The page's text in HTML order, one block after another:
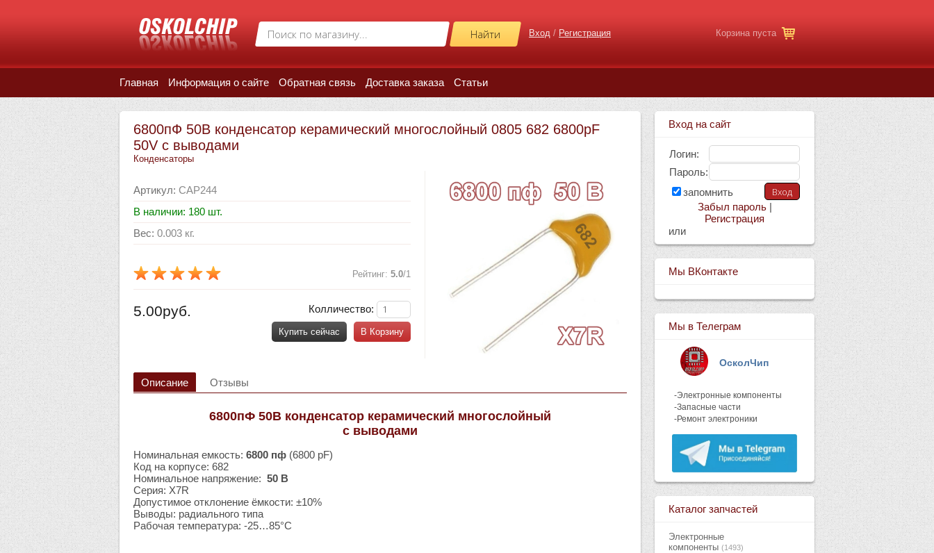
Корзина пуста
Вход / Регистрация
Главная Информация о сайте Обратная связь Доставка заказа Статьи
6800пФ 50В конденсатор керамический многослойный 0805 682 6800pF
50V с выводами
Конденсаторы
Артикул: CAP244
В наличии: 180 шт.
Вес: 0.003 кг.
Рейтинг: 5.0/1
Колличество:
В Корзину
Купить сейчас
5.00руб.
Описание Отзывы
6800пФ 50В конденсатор керамический многослойный
с выводами
Номинальная емкость: 6800 пф (6800 pF)
Код на корпусе: 682
Номинальное напряжение: 50 В
Серия: X7R
Допустимое отклонение ёмкости: ±10%
Выводы: радиального типа
Рабочая температура: -25…85°C
Вход на сайт
Логин:
Пароль:
запомнить
Забыл пароль|
Регистрация
или
Мы ВКонтакте
Мы в Телеграм
ОсколЧип
-Электронные компоненты
-Запасные части
-Ремонт электроники
Каталог запчастей
Электронные
компоненты (1493)